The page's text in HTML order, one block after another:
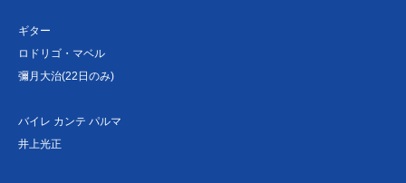
ギター
ロドリゴ・マベル
彌月大治(22日のみ)
バイレ カンテ パルマ
井上光正